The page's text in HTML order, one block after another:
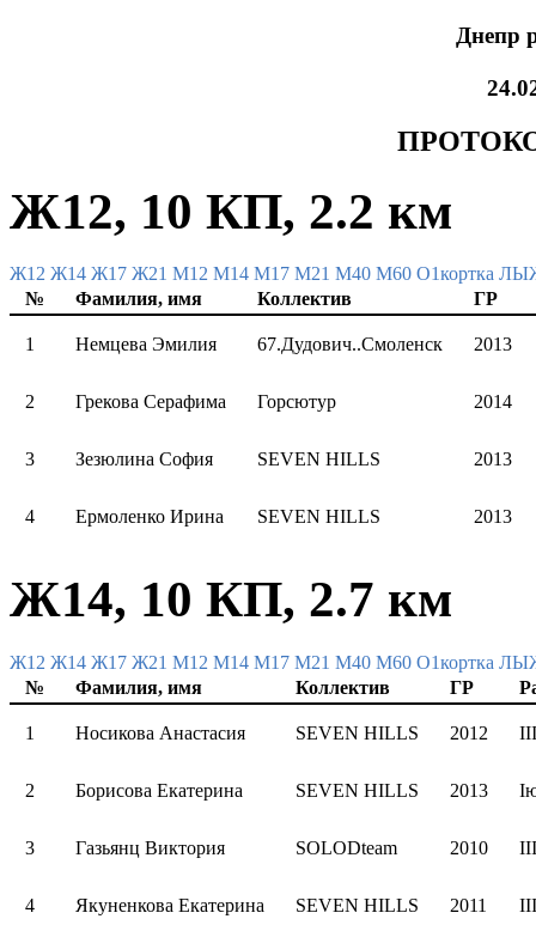
Днепр
Ж12, 10 КП, 2.2 км
Ж12 Ж14 Ж17 Ж21 М12 М14 М17 М21 М40 М60 О1кортка
№
Фамилия, имя Коллектив ГР
1 Немцева Эмилия 67.Дудович..Смоленск 2013
2 Грекова Серафима Горсютур 2014
3 Зезюлина София SEVEN HILLS 2013
4 Ермоленко Ирина SEVEN HILLS 2013
Ж14, 10 КП, 2.7 км
Ж12 Ж14 Ж17 Ж21 М12 М14 М17 М21 М40 М60 О1кортка
№
Фамилия, имя Коллектив ГР
1 Носикова Анастасия SEVEN HILLS 2012 III
2 Борисова Екатерина SEVEN HILLS 2013
3 Газьянц Виктория SOLODteam 2010 III
4 Якуненкова Екатерина SEVEN HILLS 2011 III